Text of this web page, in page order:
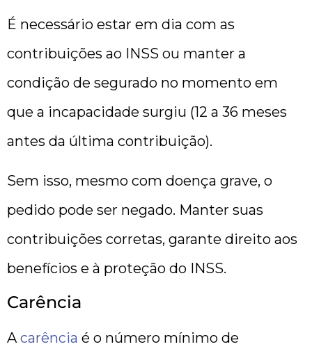
É necessário estar em dia com as
contribuições ao INSS ou manter a
condição de segurado no momento em
que a incapacidade surgiu (12 a 36 meses
antes da última contribuição).
Sem isso, mesmo com doença grave, o
pedido pode ser negado. Manter suas
contribuições corretas, garante direito aos
benefícios e à proteção do INSS.
Carência
Acarência é o número mínimo de